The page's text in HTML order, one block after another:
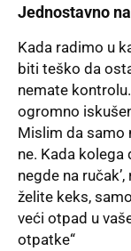
Jednostavno
Kada radimo u
biti teško da
nemate
ogromno
Mislim da samo
ne. Kada kolega
negde na
želite keks,
veći otpad u
otpatke“